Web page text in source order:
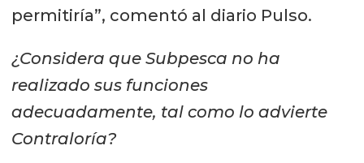
permitiría”, comentó al diario Pulso.
¿Considera que Subpesca no ha
realizado sus funciones
adecuadamente, tal como lo advierte
Contraloría?